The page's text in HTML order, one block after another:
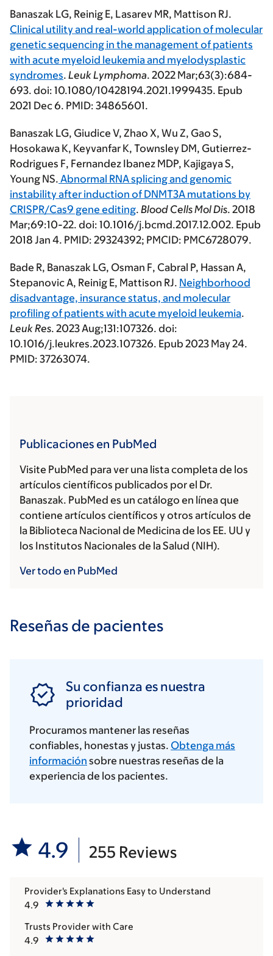
Banaszak LG, Reinig E, Lasarev MR, Mattison RJ.
Clinical utility and real-world application of molecular
genetic sequencing in the management of patients
with acute myeloid leukemia and myelodysplastic
syndromes. Leuk Lymphoma. 2022 Mar;63(3):684-
693. doi: 10.1080/10428194.2021.1999435. Epub
2021 Dec 6. PMID: 34865601.
Banaszak LG, Giudice V, Zhao X, Wu Z, Gao S,
Hosokawa K, Keyvanfar K, Townsley DM, Gutierrez-
Rodrigues F, Fernandez Ibanez MDP, Kajigaya S,
Young NS. Abnormal RNA splicing and genomic
instability after induction of DNMT3A mutations by
CRISPR/Cas9 gene editing. Blood Cells Mol Dis. 2018
Mar;69:10-22. doi: 10.1016/j.bcmd.2017.12.002. Epub
2018 Jan 4. PMID: 29324392; PMCID: PMC6728079.
Bade R, Banaszak LG, Osman F, Cabral P, Hassan A,
Stepanovic A, Reinig E, Mattison RJ. Neighborhood
disadvantage, insurance status, and molecular
profiling of patients with acute myeloid leukemia.
Leuk Res. 2023 Aug;131:107326. doi:
10.1016/j.leukres.2023.107326. Epub 2023 May 24.
PMID: 37263074.
Publicaciones en PubMed
Visite PubMed para ver una lista completa de los
artículos científicos publicados por el Dr.
Banaszak. PubMed es un catálogo en línea que
contiene artículos científicos y otros artículos de
la Biblioteca Nacional de Medicina de los EE. UU y
los Institutos Nacionales de la Salud (NIH).
Ver todo en PubMed
Reseñas de pacientes
Su confianza es nuestra
prioridad
Procuramos mantener las reseñas
confiables, honestas y justas. Obtenga más
información sobre nuestras reseñas de la
experiencia de los pacientes.
4.9 255 Reviews
4.9
Provider's Explanations Easy to Understand
4.9
Trusts Provider with Care